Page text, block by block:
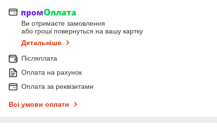
Ви отримаєте замовлення
або гроші повернуться на вашу картку
Детальніше
Післяплата
Оплата на рахунок
Оплата за реквізитами
Всі умови оплати